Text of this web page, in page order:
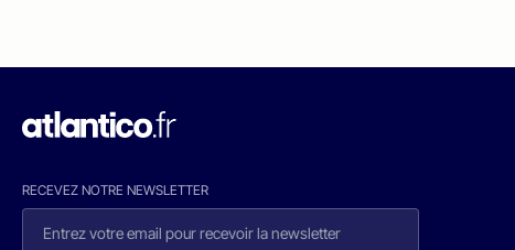
RECEVEZ NOTRE NEWSLETTER